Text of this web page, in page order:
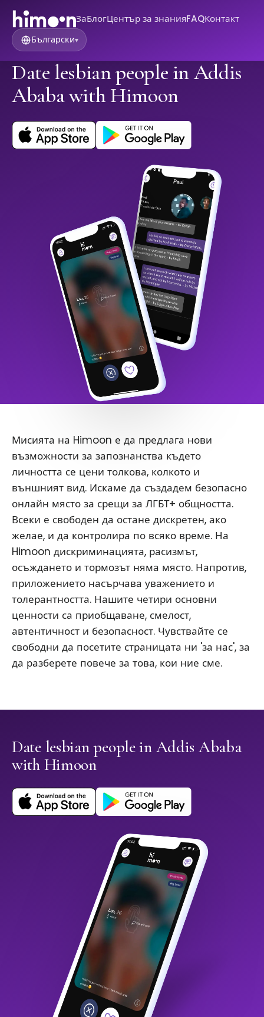
ЗаБлогЦентър за знанияFAQКонтакт
Български▾
Date lesbian people in Addis
Ababa with Himoon
Мисията на Himoon е да предлага нови
възможности за запознанства където
личността се цени толкова, колкото и
външният вид. Искаме да създадем безопасно
онлайн място за срещи за ЛГБТ+ общността.
Всеки е свободен да остане дискретен, ако
желае, и да контролира по всяко време. На
Himoon дискриминацията, расизмът,
осъждането и тормозът няма място. Напротив,
приложението насърчава уважението и
толерантността. Нашите четири основни
ценности са приобщаване, смелост,
автентичност и безопасност. Чувствайте се
свободни да посетите страницата ни 'за нас', за
да разберете повече за това, кои ние сме.
Date lesbian people in Addis Ababa
with Himoon